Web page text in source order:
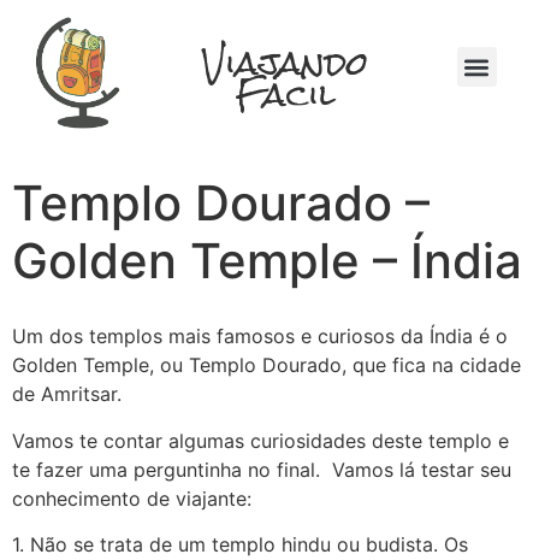
Viajando
Fácil
Templo Dourado –
Golden Temple – Índia
Um dos templos mais famosos e curiosos da Índia é o
Golden Temple, ou Templo Dourado, que fica na cidade
de Amritsar.
Vamos te contar algumas curiosidades deste templo e
te fazer uma perguntinha no final. Vamos lá testar seu
conhecimento de viajante:
1. Não se trata de um templo hindu ou budista. Os